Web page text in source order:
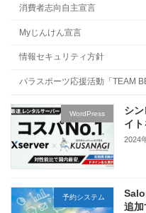
消費者志向自主宣言
Myじんけん宣言
情報セキュリティ方針
パラスポーツ応援活動「TEAM
WordPress
シ
イ
2024
予約システム
追